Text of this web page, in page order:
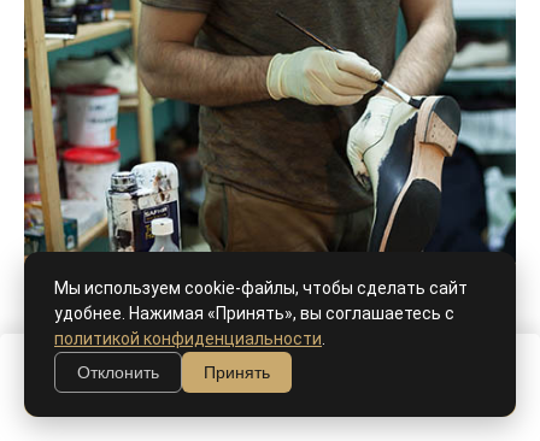
Мы используем cookie-файлы, чтобы сделать сайт
удобнее. Нажимая «Принять», вы соглашаетесь с
политикой конфиденциальности
Отклонить
Принять
В корзину
Ручной окрас, патина - как